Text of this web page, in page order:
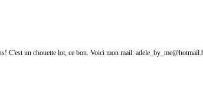
C'est un chouette lot, ce bon. Voici mon mail: